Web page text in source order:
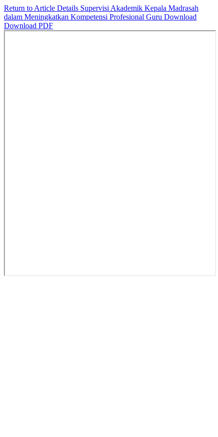
Return to Article Details Supervisi Akademik Kepala Madrasah
dalam Meningkatkan Kompetensi Profesional Guru Download
Download PDF